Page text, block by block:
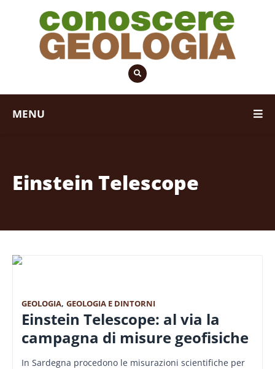
MENU
Einstein Telescope
GEOLOGIA, GEOLOGIA E DINTORNI
Einstein Telescope: al via la
campagna di misure geofisiche
In Sardegna procedono le misurazioni scientifiche per